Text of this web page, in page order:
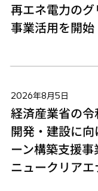
再エネ電力の
事業活用を開始
2026年8月5日
経済産業省の
開発・建設に
ーン構築支援
ニュークリア